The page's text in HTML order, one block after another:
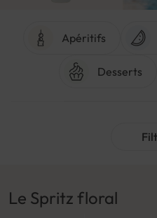
Apéritifs
Desserts
Le Spritz floral